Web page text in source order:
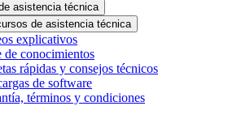
asistencia técnica
de asistencia técnica
explicativos
de conocimientos
rápidas y consejos técnicos
de software
términos y condiciones